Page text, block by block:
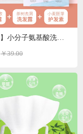
￥39.00